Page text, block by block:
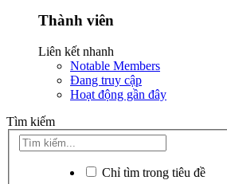
Thành viên
Liên kết nhanh
Notable Members
Đang truy cập
Hoạt động gần đây
Tìm kiếm
Chỉ tìm trong tiêu đề